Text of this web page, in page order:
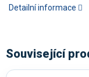
Detailní informace
Související